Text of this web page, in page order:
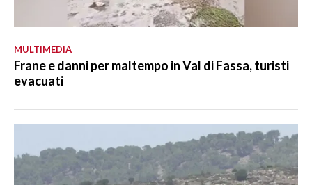
MULTIMEDIA
Frane e danni per maltempo in Val di Fassa, turisti
evacuati